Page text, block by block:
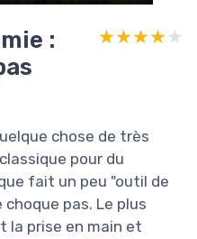
:
★★★★★
★★★★★
chose de très
pour du
fait un peu "outil de
pas. Le plus
la prise en main et